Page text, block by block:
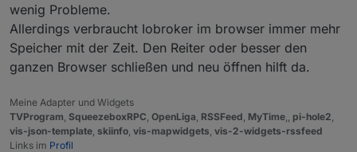
der Datenpunkte korrekt und vollständig an. Lediglich
Chrome benimmt sich kräftig daneben.
Sorry für meine voreilige Verbreitung von Unruhe.
Soll
(siehe Uhrzeit
) nicht mehr
wenig Probleme.
Allerdings verbraucht Iobroker im browser immer mehr
Speicher mit der Zeit. Den Reiter oder besser den
ganzen Browser schließen und neu öffnen hilft da.
Meine Adapter und Widgets
TVProgram SqueezeboxRPC OpenLiga RSSFeed MyTime pi-hole2
vis-json-template skiinfo vis-mapwidgets vis-2-widgets-rssfeed
Links im Profil